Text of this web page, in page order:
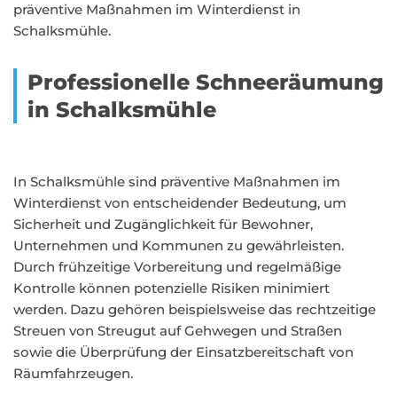
präventive Maßnahmen im Winterdienst in
Schalksmühle.
Professionelle Schneeräumung
in Schalksmühle
In Schalksmühle sind präventive Maßnahmen im
Winterdienst von entscheidender Bedeutung, um
Sicherheit und Zugänglichkeit für Bewohner,
Unternehmen und Kommunen zu gewährleisten.
Durch frühzeitige Vorbereitung und regelmäßige
Kontrolle können potenzielle Risiken minimiert
werden. Dazu gehören beispielsweise das rechtzeitige
Streuen von Streugut auf Gehwegen und Straßen
sowie die Überprüfung der Einsatzbereitschaft von
Räumfahrzeugen.